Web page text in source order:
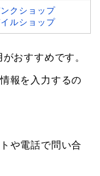
クショップ
ルショップ
おすすめです。
報を入力するの
や電話で問い合